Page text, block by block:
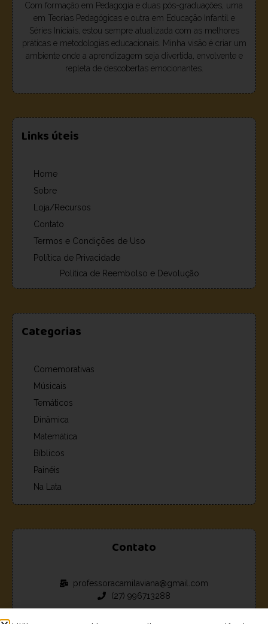
Com formação em Pedagogia e duas pós-graduações, uma
em Teorias Pedagógicas e outra em Educação Infantil e
Séries Iniciais, estou sempre atualizada com as melhores
práticas e metodologias educacionais. Minha visão é criar um
ambiente onde a aprendizagem seja divertida, envolvente e
repleta de descobertas emocionantes.
Links úteis
Home
Sobre
Loja/Recursos
Contato
Termos e Condições de Uso
Política de Privacidade
Política de Reembolso e Devolução
Categorias
Comemorativas
Músicais
Temáticos
Dinâmica
Matemática
Bíblicos
Painéis
Na Lata
Contato
professoracamilaviana@gmail.com
(27) 996713288